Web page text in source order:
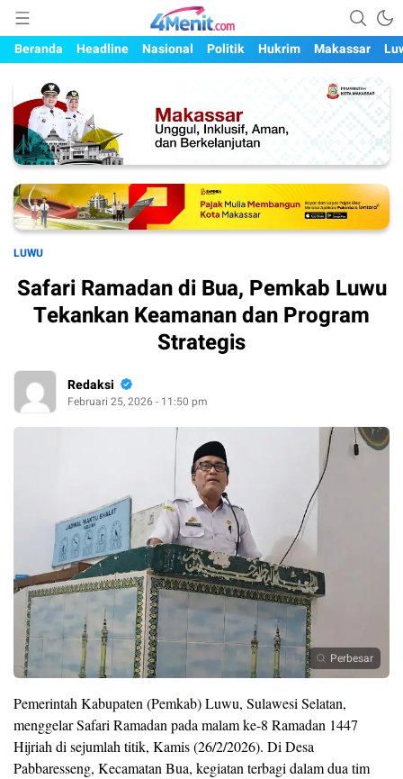
4menit.com
Mengungkap Kisah, Setiap Hari
Beranda
Headline Nasional Politik Hukrim Makassar
LUWU
Safari Ramadan di Bua, Pemkab Luwu
Tekankan Keamanan dan Program
Strategis
Redaksi
Februari 25, 2026 - 11:50 pm
Perbesar
Pemerintah Kabupaten (Pemkab) Luwu, Sulawesi Selatan,
menggelar Safari Ramadan pada malam ke-8 Ramadan 1447
Hijriah di sejumlah titik, Kamis (26/2/2026). Di Desa
Pabbaresseng, Kecamatan Bua, kegiatan terbagi dalam dua tim